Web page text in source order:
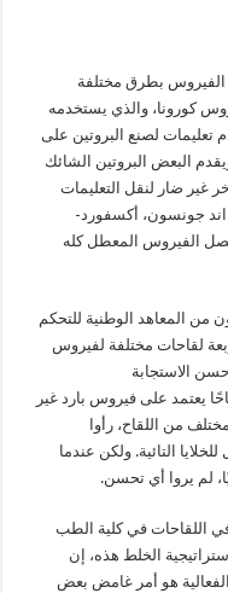
من الفيروس بطرق مختلفة
كورونا، والذي يستخدمه
تعليمات لصنع البروتين على
البعض البروتين الشائك
غير ضار لنقل التعليمات
جونسون، أكسفورد-
الفيروس المعطل كله
[1] ، اختبر باحثون من المعاهد الوطنية للتحكم
لقاحات مختلفة لفيروس
حسن الاستجابة
يعتمد على فيروس بارد غير
من اللقاح، رأوا
التائية. ولكن عندما
لم يروا أي تحسن.
اللقاحات في كلية الطب
الخلط هذه، إن
هو أمر غامض بعض